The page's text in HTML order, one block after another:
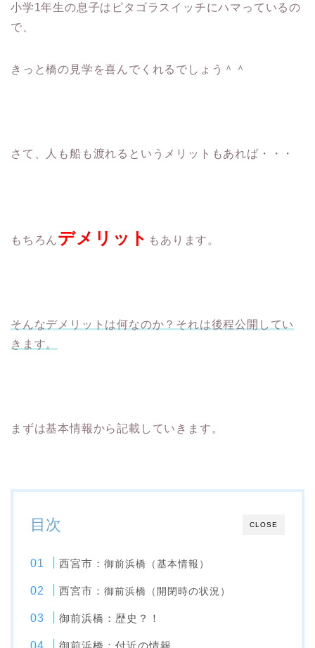
小学1年生の息子はピタゴラスイッチにハマっているの
で、
きっと橋の見学を喜んでくれるでしょう＾＾
さて、人も船も渡れるというメリットもあれば・・・
もちろんデメリット もあります。
そんなデメリットは何なのか？それは後程公開してい
きます。
まずは基本情報から記載していきます。
CLOSE
目次
西宮市：御前浜橋（基本情報）
西宮市：御前浜橋（開閉時の状況 ）
御前浜橋：歴史？！
御前浜橋：付近の情報